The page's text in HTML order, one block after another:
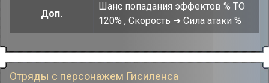
Доп.
Шанс попадания эффектов % TO
120% , Скорость ➜ Сила атаки %
Отряды с персонажем Гисиленса